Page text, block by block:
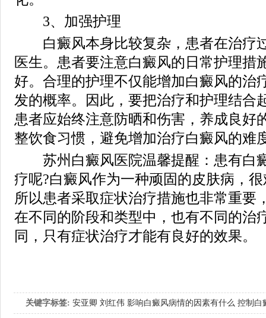
3、加强护理
白癜风本身比较复杂，患者在治疗
医生。患者要注意白癜风的日常护理措
好。合理的护理不仅能增加白癜风的治
发的概率。因此，要把治疗和护理结合
患者应始终注意防晒和伤害，养成良好
整饮食习惯，避免增加治疗白癜风的难
苏州白癜风医院温馨提醒：患有白
疗呢?白癜风作为一种顽固的皮肤病，
所以患者采取症状治疗措施也非常重要
在不同的阶段和类型中，也有不同的治
同，只有症状治疗才能有良好的效果。
关键字标签: 安亚卿 刘红伟 影响白癜风病情的因素有什么 控制白